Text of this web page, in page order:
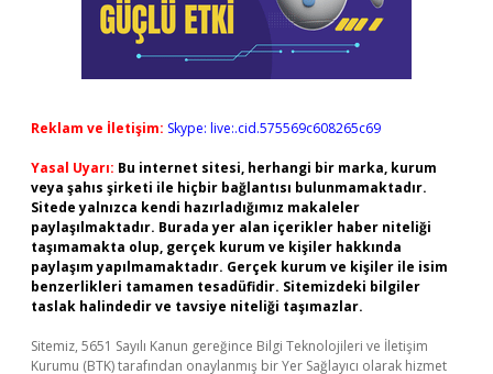
Reklam ve İletişim: Skype: live:.cid.575569c608265c69
Yasal Uyarı: Bu internet sitesi, herhangi bir marka, kurum
veya şahıs şirketi ile hiçbir bağlantısı bulunmamaktadır.
Sitede yalnızca kendi hazırladığımız makaleler
paylaşılmaktadır. Burada yer alan içerikler haber niteliği
taşımamakta olup, gerçek kurum ve kişiler hakkında
paylaşım yapılmamaktadır. Gerçek kurum ve kişiler ile isim
benzerlikleri tamamen tesadüfidir. Sitemizdeki bilgiler
taslak halindedir ve tavsiye niteliği taşımazlar.
Sitemiz, 5651 Sayılı Kanun gereğince Bilgi Teknolojileri ve İletişim
Kurumu (BTK) tarafından onaylanmış bir Yer Sağlayıcı olarak hizmet